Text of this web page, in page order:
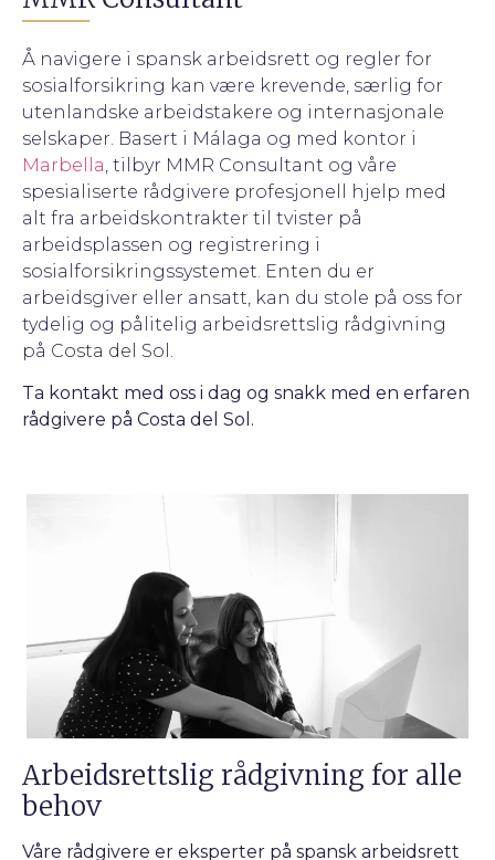
Å navigere i spansk arbeidsrett og regler for
sosialforsikring kan være krevende, særlig for
utenlandske arbeidstakere og internasjonale
selskaper. Basert i Málaga og med kontor i
Marbella, tilbyr MMR Consultant og våre
spesialiserte rådgivere profesjonell hjelp med
alt fra arbeidskontrakter til tvister på
arbeidsplassen og registrering i
sosialforsikringssystemet. Enten du er
arbeidsgiver eller ansatt, kan du stole på oss for
tydelig og pålitelig arbeidsrettslig rådgivning
på Costa del Sol.
Ta kontakt med oss i dag og snakk med en erfaren
rådgivere på Costa del Sol.
Arbeidsrettslig rådgivning for alle
behov
Våre rådgivere er eksperter på spansk arbeidsrett